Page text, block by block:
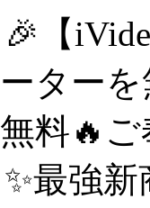
🎉【
ーター
無料🔥ご
✨️最強